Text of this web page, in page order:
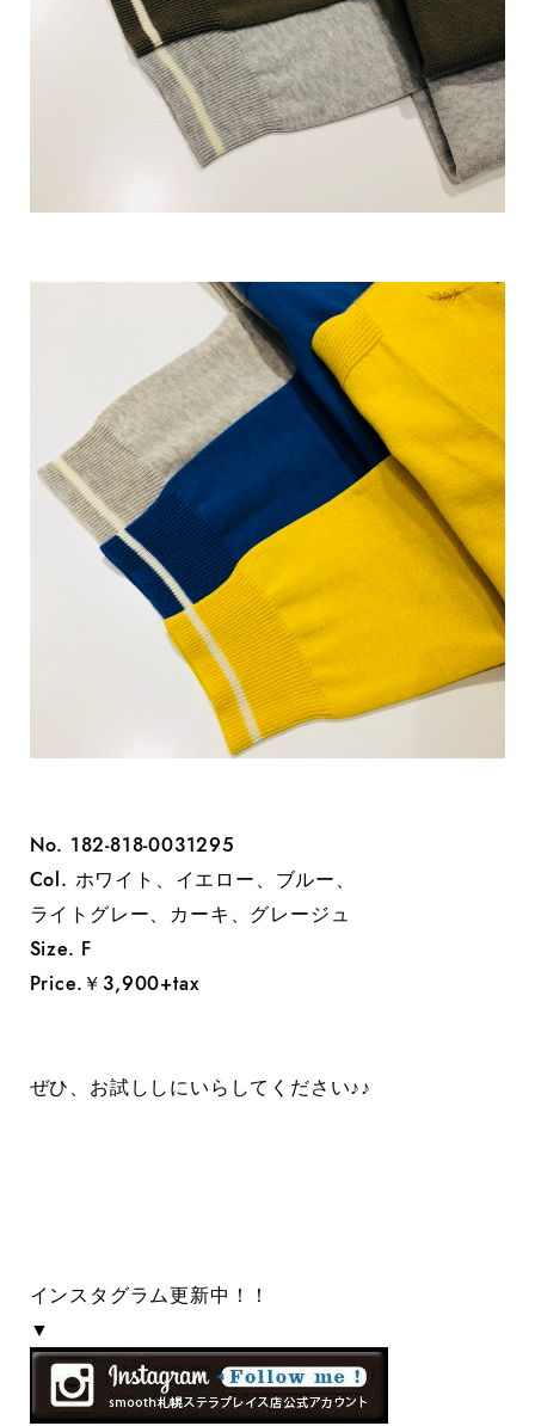
No. 182-818-0031295
Col. ホワイト、イエロー、ブルー、
ライトグレー、カーキ、グレージュ
Size. F
Price.￥3,900+tax
ぜひ、お試ししにいらしてください♪♪
インスタグラム更新中！！
▼